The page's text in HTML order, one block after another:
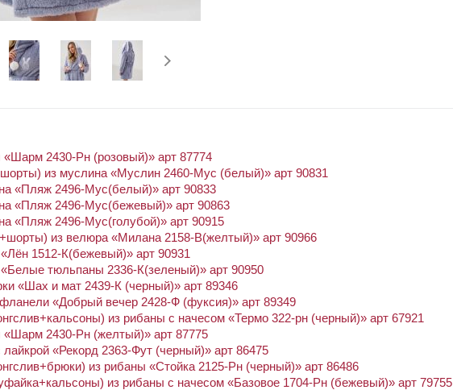
2430-Рн (розовый)» арт 87774
из муслина «Муслин 2460-Мус (белый)» арт 90831
«Пляж 2496-Мус(белый)» арт 90833
«Пляж 2496-Мус(бежевый)» арт 90863
«Пляж 2496-Мус(голубой)» арт 90915
из велюра «Милана 2158-В(желтый)» арт 90966
1512-К(бежевый)» арт 90931
тюльпаны 2336-К(зеленый)» арт 90950
«Шах и мат 2439-К (черный)» арт 89346
«Добрый вечер 2428-Ф (фуксия)» арт 89349
из рибаны с начесом «Термо 322-рн (черный)» арт 67921
«Шарм 2430-Рн (желтый)» арт 87775
«Рекорд 2363-Фут (черный)» арт 86475
из рибаны «Стойка 2125-Рн (черный)» арт 86486
из рибаны с начесом «Базовое 1704-Рн (бежевый)» арт 79755